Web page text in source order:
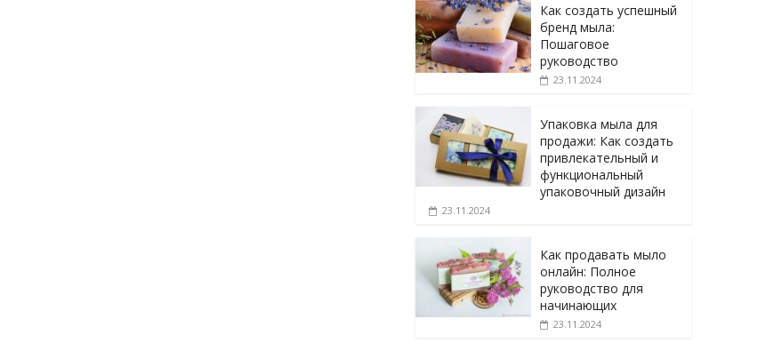
Как создать успешный
бренд мыла:
Пошаговое
руководство
23.11.2024
Упаковка мыла для
продажи: Как создать
привлекательный и
функциональный
упаковочный дизайн
23.11.2024
Как продавать мыло
онлайн: Полное
руководство для
начинающих
23.11.2024